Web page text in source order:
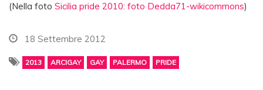
(Nella foto Sicilia pride 2010: foto Dedda71-wikicommons)
18 Settembre 2012
2013 ARCIGAY GAY PALERMO PRIDE